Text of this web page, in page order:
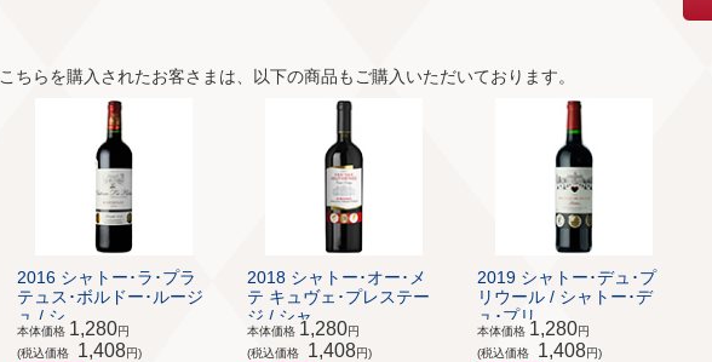
こちらを購入されたお客さまは、以下の商品もご購入いただいております。
2016 シャトー･ラ･プラ
テュス･ボルドー･ルージ
ュ / シ...
本体価格 1,280円
(税込価格
1,408円)
2018 シャトー･オー･メ
テ キュヴェ･プレステー
ジ / シャ...
本体価格 1,280円
(税込価格
1,408円)
2019 シャトー･デュ･プ
リウール / シャトー･デ
ュ･プリ...
本体価格 1,280円
(税込価格
1,408円)